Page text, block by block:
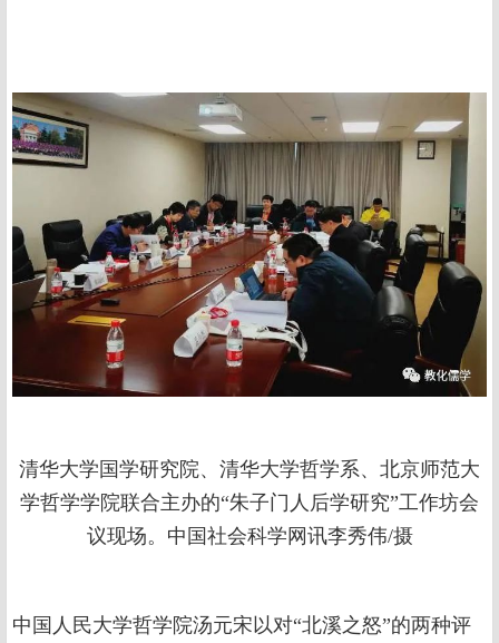
清华大学国学研究院、清华大学哲学系、北京师范大
学哲学学院联合主办的“朱子门人后学研究”工作坊会
议现场。中国社会科学网讯李秀伟/摄
中国人民大学哲学院汤元宋以对“北溪之怒”的两种评